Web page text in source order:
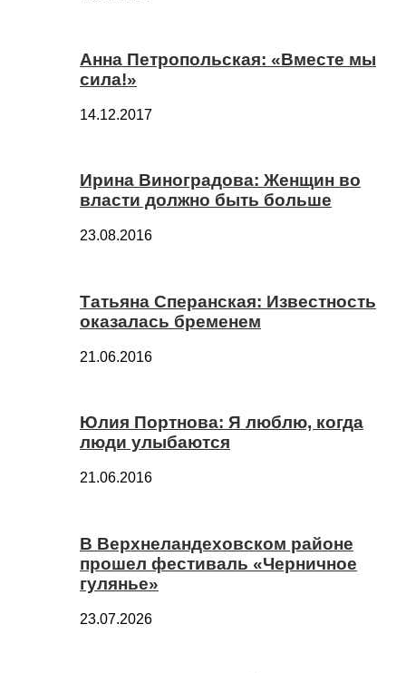
Анна Петропольская: «Вместе мы
сила!»
14.12.2017
Ирина Виноградова: Женщин во
власти должно быть больше
23.08.2016
Татьяна Сперанская: Известность
оказалась бременем
21.06.2016
Юлия Портнова: Я люблю, когда
люди улыбаются
21.06.2016
В Верхнеландеховском районе
прошел фестиваль «Черничное
гулянье»
23.07.2026